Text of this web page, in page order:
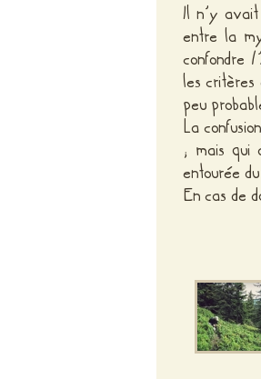
Il n’y
entre la
confondre
les
peu
La
; mais qui
entourée
En cas de